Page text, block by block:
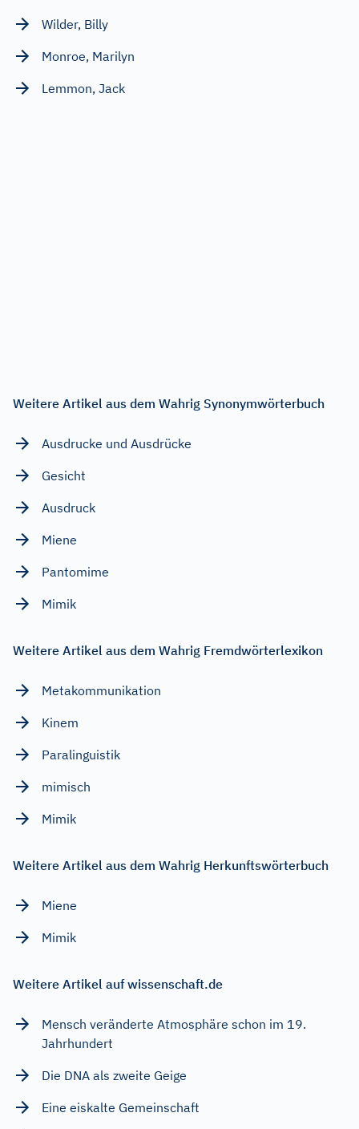
Wilder, Billy
Monroe, Marilyn
Lemmon, Jack
Weitere Artikel aus dem Wahrig Synonymwörterbuch
Ausdrucke und Ausdrücke
Gesicht
Ausdruck
Miene
Pantomime
Mimik
Weitere Artikel aus dem Wahrig Fremdwörterlexikon
Metakommunikation
Kinem
Paralinguistik
mimisch
Mimik
Weitere Artikel aus dem Wahrig Herkunftswörterbuch
Miene
Mimik
Weitere Artikel auf wissenschaft.de
Mensch veränderte Atmosphäre schon im 19.
Jahrhundert
Die DNA als zweite Geige
Eine eiskalte Gemeinschaft